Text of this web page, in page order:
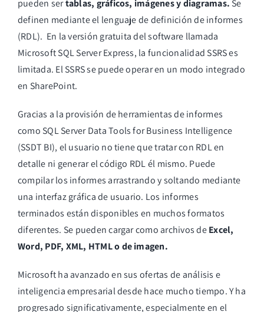
pueden sertablas, gráficos, imágenes y diagramas. Se
definen mediante el lenguaje de definición de informes
(RDL). En la versión gratuita del software llamada
Microsoft SQL Server Express, la funcionalidad SSRS es
limitada. El SSRS se puede operar en un modo integrado
en SharePoint.
Gracias a la provisión de herramientas de informes
como SQL Server Data Tools for Business Intelligence
(SSDT BI), el usuario no tiene que tratar con RDL en
detalle ni generar el código RDL él mismo. Puede
compilar los informes arrastrando y soltando mediante
una interfaz gráfica de usuario. Los informes
terminados están disponibles en muchos formatos
diferentes. Se pueden cargar como archivos deExcel,
Word, PDF, XML, HTML o de imagen.
Microsoft ha avanzado en sus ofertas de análisis e
inteligencia empresarial desde hace mucho tiempo. Y ha
progresado significativamente, especialmente en el